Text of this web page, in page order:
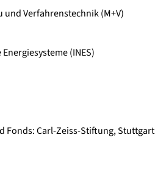
und Verfahrenstechnik (M+V)
(INES)
Fonds: Carl-Zeiss-Stiftung, Stuttgart